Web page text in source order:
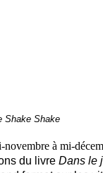
Shake Shake
à mi-
du livre Dans le